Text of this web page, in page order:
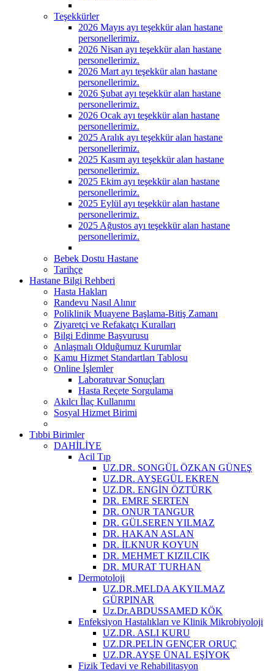
Teşekkürler
2026 Mayıs ayı teşekkür alan hastane
personellerimiz.
2026 Nisan ayı teşekkür alan hastane
personellerimiz.
2026 Mart ayı teşekkür alan hastane
personellerimiz.
2026 Şubat ayı teşekkür alan hastane
personellerimiz.
2026 Ocak ayı teşekkür alan hastane
personellerimiz.
2025 Aralık ayı teşekkür alan hastane
personellerimiz.
2025 Kasım ayı teşekkür alan hastane
personellerimiz.
2025 Ekim ayı teşekkür alan hastane
personellerimiz.
2025 Eylül ayı teşekkür alan hastane
personellerimiz.
2025 Ağustos ayı teşekkür alan hastane
personellerimiz.
Bebek Dostu Hastane
Tarihçe
Hastane Bilgi Rehberi
Hasta Hakları
Randevu Nasıl Alınır
Poliklinik Muayene Başlama-Bitiş Zamanı
Ziyaretçi ve Refakatçı Kuralları
Bilgi Edinme Başvurusu
Anlaşmalı Olduğumuz Kurumlar
Kamu Hizmet Standartları Tablosu
Online İşlemler
Laboratuvar Sonuçları
Hasta Reçete Sorgulama
Akılcı İlaç Kullanımı
Sosyal Hizmet Birimi
Tıbbi Birimler
DAHİLİYE
Acil Tıp
UZ.DR. SONGÜL ÖZKAN GÜNEŞ
UZ.DR. AYŞEGÜL EKREN
UZ.DR. ENGİN ÖZTÜRK
DR. EMRE SERTEN
DR. ONUR TANGUR
DR. GÜLSEREN YILMAZ
DR. HAKAN ASLAN
DR. İLKNUR KOYUN
DR. MEHMET KIZILCIK
DR. MURAT TURHAN
Dermotoloji
UZ.DR.MELDA AKYILMAZ
GÜRPINAR
Uz.Dr.ABDUSSAMED KÖK
Enfeksiyon Hastalıkları ve Klinik Mikrobiyoloji
UZ.DR. ASLI KURU
UZ.DR.PELİN GENÇER ORUÇ
UZ.DR.AYŞE ÜNAL EŞİYOK
Fizik Tedavi ve Rehabilitasyon